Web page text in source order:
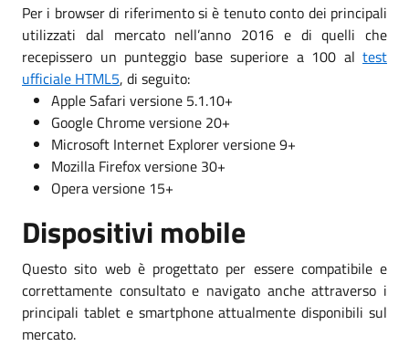
Per i browser di riferimento si è tenuto conto dei principali
utilizzati dal mercato nell’anno 2016 e di quelli che
recepissero un punteggio base superiore a 100 al test
ufficiale HTML5, di seguito:
Apple Safari versione 5.1.10+
Google Chrome versione 20+
Microsoft Internet Explorer versione 9+
Mozilla Firefox versione 30+
Opera versione 15+
Dispositivi mobile
Questo sito web è progettato per essere compatibile e
correttamente consultato e navigato anche attraverso i
principali tablet e smartphone attualmente disponibili sul
mercato.